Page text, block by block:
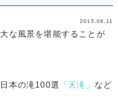
2015.08.11
な風景を堪能することが
日本の滝100選 「天滝」 など